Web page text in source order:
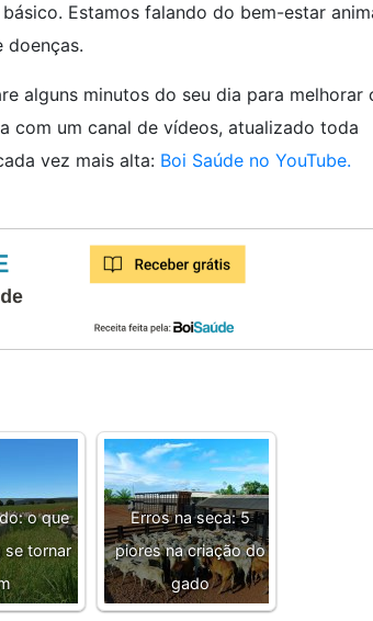
Estamos falando do bem-estar
doenças.
alguns minutos do seu dia para melhorar
com um canal de vídeos, atualizado toda
vez mais alta: Boi Saúde no YouTube.
o que
se tornar
Erros na seca: 5
piores na criação do
gado